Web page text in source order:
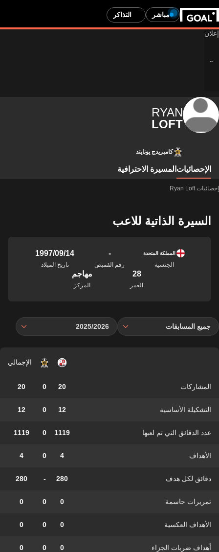
مباشر التذاكر
RYAN
LOFT
كامبريدج يونايتد
الإحصائيات المسيرة الاحترافية
إحصائيات Ryan Loft
السيرة الذاتية للاعب
المملكة المتحدة
الجنسية
-
رقم القميص
14‏/09‏/1997
تاريخ الميلاد
28
العمر
مهاجم
المركز
جميع المسابقات 2025/2026
الإجمالي
المشاركات 20
0
20
التشكيلة الأساسية 12
0
12
عدد الدقائق التي تم لعبها 1119
0
1119
الأهداف 4
0
4
دقائق لكل هدف 280
-
280
تمريرات حاسمة 0
0
0
الأهداف العكسية 0
0
0
أهداف ضربات الجزاء 0
0
0